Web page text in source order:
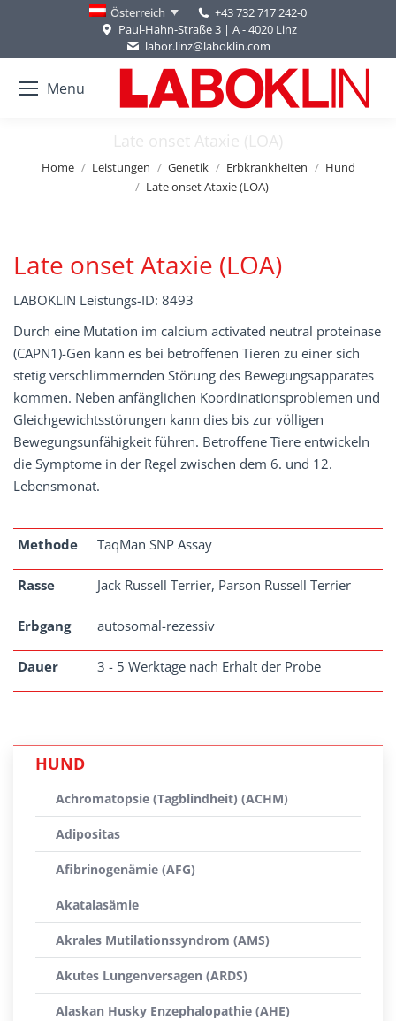
Österreich
+43 732 717 242-0
Paul-Hahn-Straße 3 | A - 4020 Linz
labor.linz@laboklin.com
Menu
Late onset Ataxie (LOA)
You are here:
Home Leistungen Genetik Erbkrankheiten
Hund
Late onset Ataxie (LOA)
Late onset Ataxie (LOA)
LABOKLIN Leistungs-ID: 8493
Durch eine Mutation im calcium activated neutral proteinase
(CAPN1)-Gen kann es bei betroffenen Tieren zu einer sich
stetig verschlimmernden Störung des Bewegungsapparates
kommen. Neben anfänglichen Koordinationsproblemen und
Gleichgewichtsstörungen kann dies bis zur völligen
Bewegungsunfähigkeit führen. Betroffene Tiere entwickeln
die Symptome in der Regel zwischen dem 6. und 12.
Lebensmonat.
Methode TaqMan SNP Assay
Rasse Jack Russell Terrier, Parson Russell Terrier
Erbgang autosomal-rezessiv
Dauer 3 - 5 Werktage nach Erhalt der Probe
HUND
Achromatopsie (Tagblindheit) (ACHM)
Adipositas
Afibrinogenämie (AFG)
Akatalasämie
Akrales Mutilationssyndrom (AMS)
Akutes Lungenversagen (ARDS)
Alaskan Husky Enzephalopathie (AHE)